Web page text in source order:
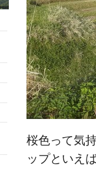
桜色って気
ップといえ